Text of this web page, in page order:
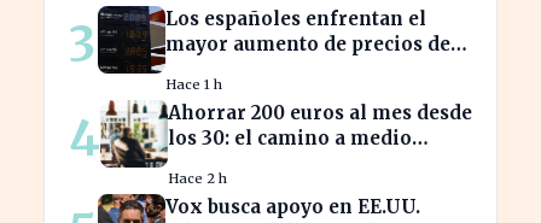
3
Los españoles enfrentan el
mayor aumento de precios de
durante el verano
Hace 1 h
4
Ahorrar 200 euros al mes desde
los 30: el camino a medio
Hace 2 h
Vox busca apoyo en EE.UU.